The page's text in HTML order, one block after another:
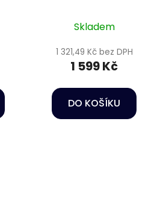
Skladem
1 321,49 Kč bez DPH
1 599 Kč
DO KOŠÍKU